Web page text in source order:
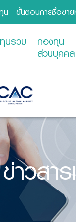
น ขั้นตอนการซื้อขา
นรวม กองทุน
ส่วนบุคคล
ข่าวสา